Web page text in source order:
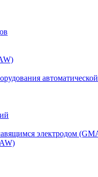
электродом